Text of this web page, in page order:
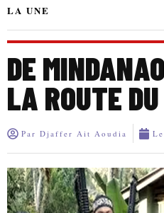
LA UNE
DE
LA ROUTE
Par Djaffer Ait Aoudia Le